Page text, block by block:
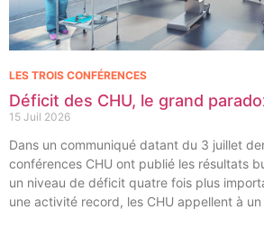
Déficit des CHU, le grand
15 Juil 2026
LES TROIS CONFÉRENCES
Dans un communiqué datant du 3 juillet
conférences CHU ont publié les résultats
un niveau de déficit quatre fois plus
une activité record, les CHU appellent à